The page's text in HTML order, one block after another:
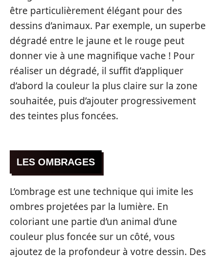
être particulièrement élégant pour des
dessins d’animaux. Par exemple, un superbe
dégradé entre le jaune et le rouge peut
donner vie à une magnifique vache ! Pour
réaliser un dégradé, il suffit d’appliquer
d’abord la couleur la plus claire sur la zone
souhaitée, puis d’ajouter progressivement
des teintes plus foncées.
LES OMBRAGES
L’ombrage est une technique qui imite les
ombres projetées par la lumière. En
coloriant une partie d’un animal d’une
couleur plus foncée sur un côté, vous
ajoutez de la profondeur à votre dessin. Des